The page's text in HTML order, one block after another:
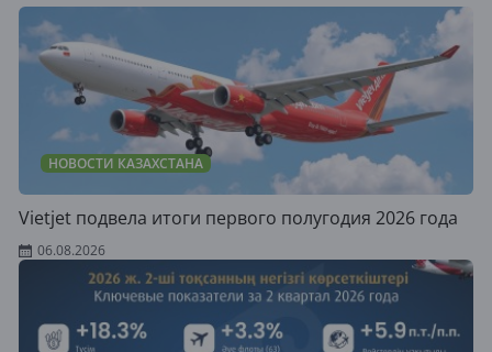
НОВОСТИ КАЗАХСТАНА
Vietjet подвела итоги первого полугодия 2026 года
06.08.2026